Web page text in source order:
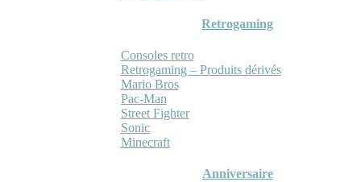
Retrogaming
Consoles retro
Retrogaming – Produits dérivés
Mario Bros
Pac-Man
Street Fighter
Sonic
Minecraft
Anniversaire